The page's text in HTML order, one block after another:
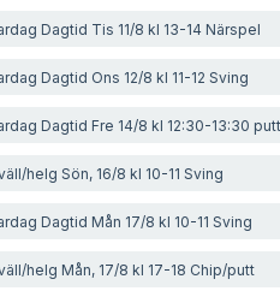
Dagtid Tis 11/8 kl 13-14 Närspel
Dagtid Ons 12/8 kl 11-12 Sving
Dagtid Fre 14/8 kl 12:30-13:30
helg Sön, 16/8 kl 10-11 Sving
Dagtid Mån 17/8 kl 10-11 Sving
helg Mån, 17/8 kl 17-18 Chip/putt